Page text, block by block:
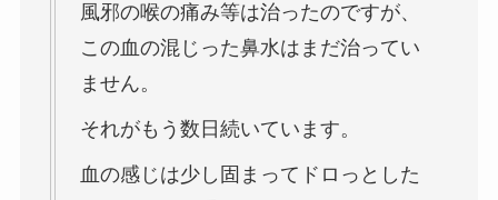
風邪の喉の痛み等は治ったのですが、
この血の混じった鼻水はまだ治ってい
ません。
それがもう数日続いています。
血の感じは少し固まってドロっとした